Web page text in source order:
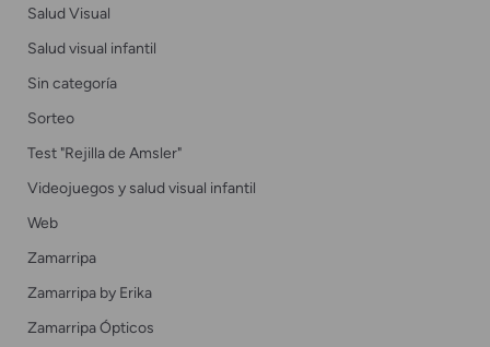
Salud Visual
Salud visual infantil
Sin categoría
Sorteo
Test "Rejilla de Amsler"
Videojuegos y salud visual infantil
Web
Zamarripa
Zamarripa by Erika
Zamarripa Ópticos